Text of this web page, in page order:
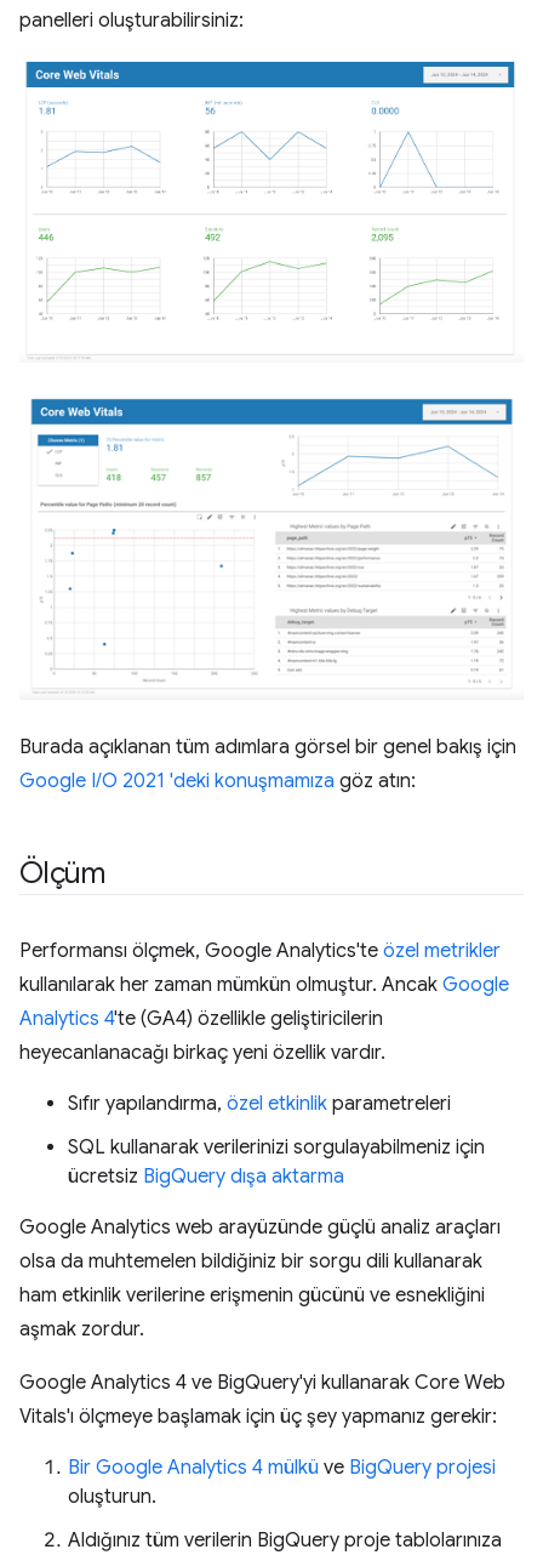
panelleri oluşturabilirsiniz:
Burada açıklanan tüm adımlara görsel bir genel bakış için
Google I/O 2021 'deki konuşmamıza göz atın:
Ölçüm
Performansı ölçmek, Google Analytics'te özel metrikler
kullanılarak her zaman mümkün olmuştur. Ancak Google
Analytics 4'te (GA4) özellikle geliştiricilerin
heyecanlanacağı birkaç yeni özellik vardır.
Sıfır yapılandırma, özel etkinlik parametreleri
SQL kullanarak verilerinizi sorgulayabilmeniz için
ücretsiz BigQuery dışa aktarma
Google Analytics web arayüzünde güçlü analiz araçları
olsa da muhtemelen bildiğiniz bir sorgu dili kullanarak
ham etkinlik verilerine erişmenin gücünü ve esnekliğini
aşmak zordur.
Google Analytics 4 ve BigQuery'yi kullanarak Core Web
Vitals'ı ölçmeye başlamak için üç şey yapmanız gerekir:
Bir Google Analytics 4 mülkü ve BigQuery projesi
oluşturun.
Aldığınız tüm verilerin BigQuery proje tablolarınıza